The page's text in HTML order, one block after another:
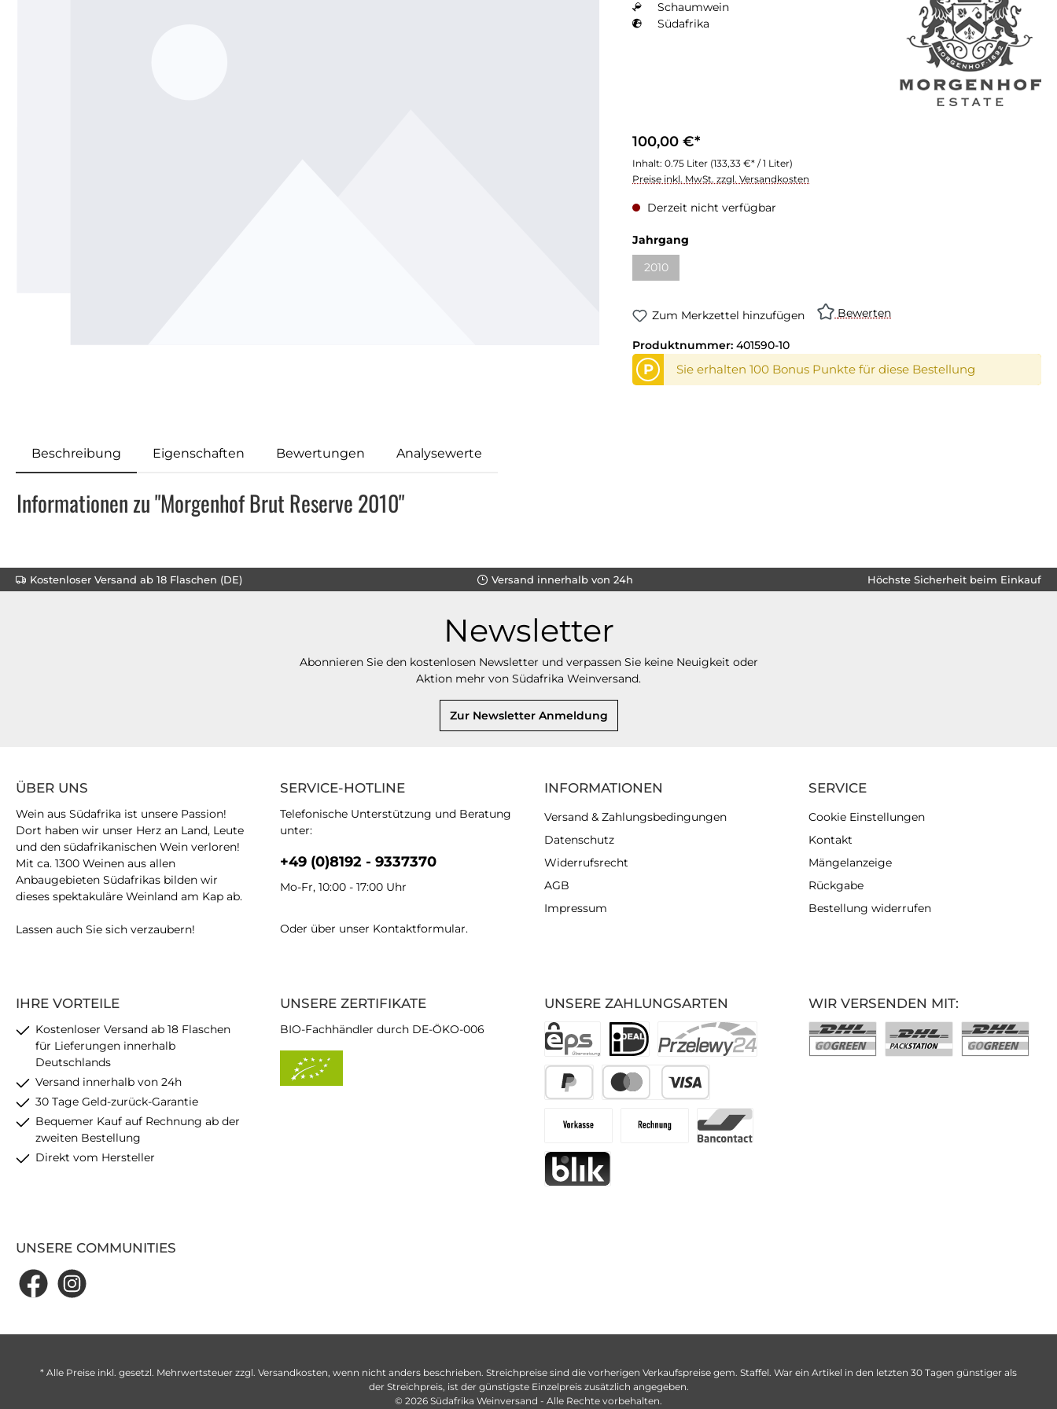
Schaumwein
Südafrika
100,00 €*
Inhalt: 0.75 Liter (133,33 €* / 1 Liter)
Preise inkl. MwSt. zzgl. Versandkosten
Derzeit nicht verfügbar
Jahrgang
2010
Zum Merkzettel hinzufügen Bewerten
Produktnummer: 401590-10
P Sie erhalten 100 Bonus Punkte für diese Bestellung
Beschreibung Eigenschaften Bewertungen Analysewerte
Informationen zu "Morgenhof Brut Reserve 2010"
Kostenloser Versand ab 18 Flaschen (DE) Versand innerhalb von 24h Höchste Sicherheit beim Einkauf
Newsletter
Abonnieren Sie den kostenlosen Newsletter und verpassen Sie keine Neuigkeit oder
Aktion mehr von Südafrika Weinversand.
Zur Newsletter Anmeldung
SERVICE-HOTLINE
Telefonische Unterstützung und Beratung
unter:
+49 (0)8192 - 9337370
Mo-Fr, 10:00 - 17:00 Uhr
Oder über unser Kontaktformular.
IHRE VORTEILE
Kostenloser Versand ab 18 Flaschen
für Lieferungen innerhalb
Deutschlands
Versand innerhalb von 24h
30 Tage Geld-zurück-Garantie
Bequemer Kauf auf Rechnung ab der
zweiten Bestellung
Direkt vom Hersteller
UNSERE ZAHLUNGSARTEN
ÜBER UNS
Wein aus Südafrika ist unsere Passion!
Dort haben wir unser Herz an Land, Leute
und den südafrikanischen Wein verloren!
Mit ca. 1300 Weinen aus allen
Anbaugebieten Südafrikas bilden wir
dieses spektakuläre Weinland am Kap ab.
Lassen auch Sie sich verzaubern!
UNSERE ZERTIFIKATE
BIO-Fachhändler durch DE-ÖKO-006
INFORMATIONEN
Versand & Zahlungsbedingungen
Datenschutz
Widerrufsrecht
AGB
Impressum
SERVICE
Cookie Einstellungen
Kontakt
Mängelanzeige
Rückgabe
Bestellung widerrufen
UNSERE COMMUNITIES
WIR VERSENDEN MIT:
* Alle Preise inkl. gesetzl. Mehrwertsteuer zzgl. Versandkosten, wenn nicht anders beschrieben. Streichpreise sind die vorherigen Verkaufspreise gem. Staffel. War ein Artikel in den letzten 30 Tagen günstiger als
der Streichpreis, ist der günstigste Einzelpreis zusätzlich angegeben.
© 2026 Südafrika Weinversand - Alle Rechte vorbehalten.